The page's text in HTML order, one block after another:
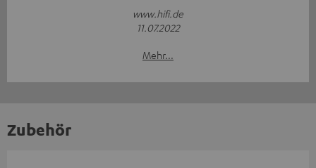
www.hifi.de
11.07.2022
Mehr...
Zubehör